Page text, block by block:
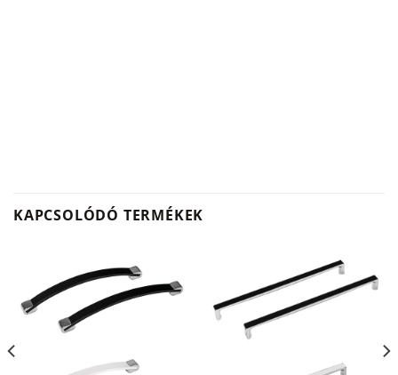
KAPCSOLÓDÓ TERMÉKEK